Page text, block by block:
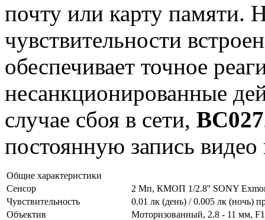
почту или карту памяти.
чувствительности
обеспечивает точное
несанкционированные
случае сбоя в сети,
постоянную запись
Общие характеристики
Сенсор
2 Мп, КМОП 1/2.8'' SONY
Чувствительность
0.01 лк (день) / 0.005 лк (ночь)
Объектив
Моторизованный, 2.8 - 11 мм,